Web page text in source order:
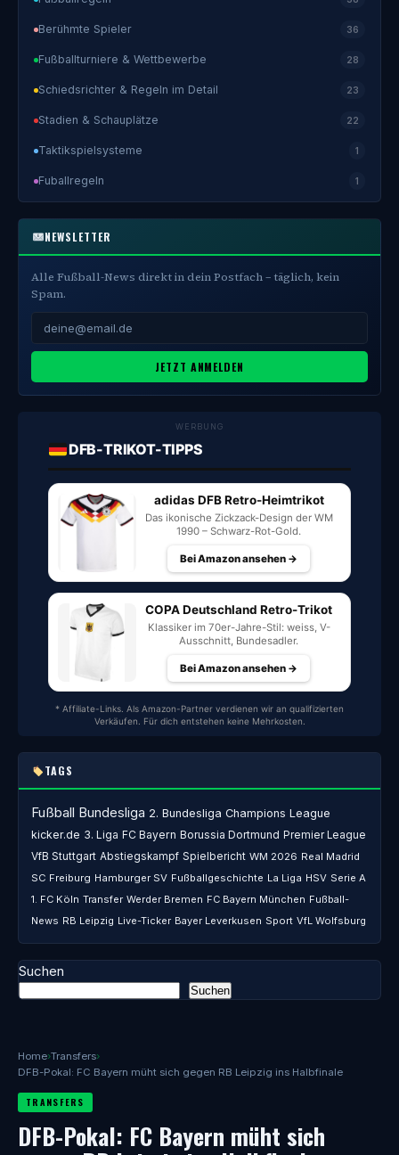
Home›Transfers›
DFB-Pokal: FC Bayern müht sich gegen RB Leipzig ins Halbfinale
TRANSFERS
DFB-Pokal: FC Bayern müht sich
Berühmte Spieler 36
Fußballturniere & Wettbewerbe 28
Schiedsrichter & Regeln im Detail 23
Stadien & Schauplätze 22
Taktikspielsysteme 1
Fuballregeln 1
NEWSLETTER
Alle Fußball-News direkt in dein Postfach – täglich, kein
Spam.
JETZT ANMELDEN
WERBUNG
DFB-TRIKOT-TIPPS
adidas DFB Retro-Heimtrikot
Das ikonische Zickzack-Design der WM
1990 – Schwarz-Rot-Gold.
Bei Amazon ansehen →
COPA Deutschland Retro-Trikot
Klassiker im 70er-Jahre-Stil: weiss, V-
Ausschnitt, Bundesadler.
Bei Amazon ansehen →
* Affiliate-Links. Als Amazon-Partner verdienen wir an qualifizierten
Verkäufen. Für dich entstehen keine Mehrkosten.
TAGS
Fußball Bundesliga 2. Bundesliga Champions League
kicker.de 3. Liga FC Bayern Borussia Dortmund Premier League
VfB Stuttgart Abstiegskampf Spielbericht WM 2026 Real Madrid
SC Freiburg Hamburger SV Fußballgeschichte La Liga HSV Serie A
1. FC Köln Transfer Werder Bremen FC Bayern München Fußball-
News RB Leipzig Live-Ticker Bayer Leverkusen Sport VfL Wolfsburg
Suchen
Suchen